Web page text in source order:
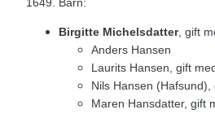
Birgitte Michelsdatter, gift
Anders Hansen
Laurits Hansen, gift
Nils Hansen
Maren Hansdatter, gift